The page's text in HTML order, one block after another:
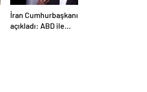
İran Cumhurbaşkanı
açıkladı: ABD ile